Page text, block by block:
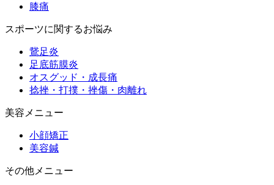
膝痛
スポーツに関するお悩み
鵞足炎
足底筋膜炎
オスグッド・成長痛
捻挫・打撲・挫傷・肉離れ
美容メニュー
小顔矯正
美容鍼
その他メニュー